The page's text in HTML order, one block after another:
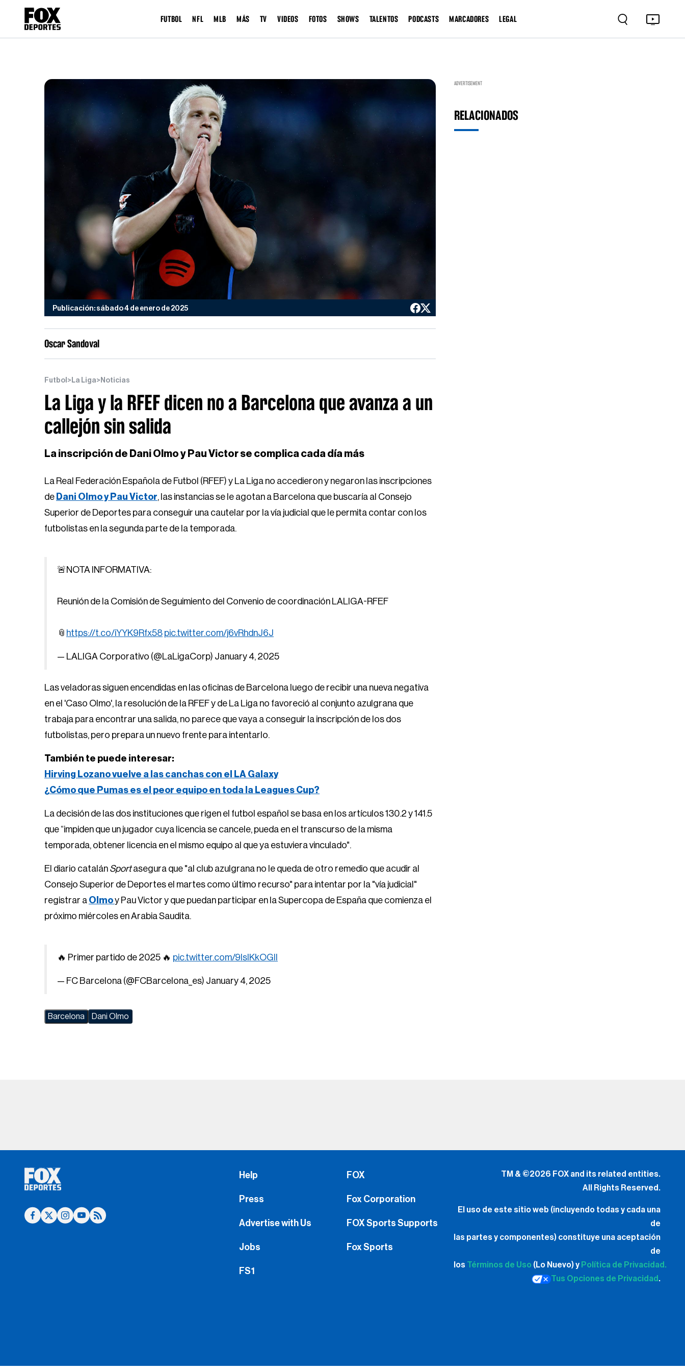
FUTBOL NFL MLB MÁS TV VIDEOS FOTOS SHOWS TALENTOS PODCASTS MARCADORES LEGAL
Publicación: sábado 4 de enero de 2025
Oscar Sandoval
Futbol > La Liga> Noticias
La Liga y la RFEF dicen no a Barcelona que avanza a un
callejón sin salida
La inscripción de Dani Olmo y Pau Victor se complica cada día más
La Real Federación Española de Futbol (RFEF) y La Liga no accedieron y negaron las inscripciones
de Dani Olmo y Pau Victor, las instancias se le agotan a Barcelona que buscaría al Consejo
Superior de Deportes para conseguir una cautelar por la vía judicial que le permita contar con los
futbolistas en la segunda parte de la temporada.
🚨NOTA INFORMATIVA:
Reunión de la Comisión de Seguimiento del Convenio de coordinación LALIGA-RFEF
📎 https://t.co/iYYK9Rfx58 pic.twitter.com/j6vRhdnJ6J
— LALIGA Corporativo (@LaLigaCorp) January 4, 2025
Las veladoras siguen encendidas en las oficinas de Barcelona luego de recibir una nueva negativa
en el 'Caso Olmo', la resolución de la RFEF y de La Liga no favoreció al conjunto azulgrana que
trabaja para encontrar una salida, no parece que vaya a conseguir la inscripción de los dos
futbolistas, pero prepara un nuevo frente para intentarlo.
También te puede interesar:
Hirving Lozano vuelve a las canchas con el LA Galaxy
¿Cómo que Pumas es el peor equipo en toda la Leagues Cup?
La decisión de las dos instituciones que rigen el futbol español se basa en los artículos 130.2 y 141.5
que “impiden que un jugador cuya licencia se cancele, pueda en el transcurso de la misma
temporada, obtener licencia en el mismo equipo al que ya estuviera vinculado".
El diario catalán Sportasegura que "al club azulgrana no le queda de otro remedio que acudir al
Consejo Superior de Deportes el martes como último recurso" para intentar por la "vía judicial"
registrar a Olmoy Pau Victor y que puedan participar en la Supercopa de España que comienza el
próximo miércoles en Arabia Saudita.
🔥 Primer partido de 2025 🔥 pic.twitter.com/9IslKkOGII
— FC Barcelona (@FCBarcelona_es) January 4, 2025
Barcelona Dani Olmo
ADVERTISEMENT
RELACIONADOS
Help
Press
Advertise with Us
Jobs
FS1
FOX
Fox Corporation
FOX Sports Supports
Fox Sports
TM & ©2026 FOX and its related entities.
All Rights Reserved.
El uso de este sitio web (incluyendo todas y cada una
de
las partes y componentes) constituye una aceptación
de
los Términos de Uso (Lo Nuevo) y Política de Privacidad.
Tus Opciones de Privacidad .